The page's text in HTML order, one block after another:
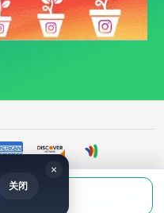
账号后购买
粉|ins刷粉丝|- ins粉丝包月赞, 全都
×
关闭